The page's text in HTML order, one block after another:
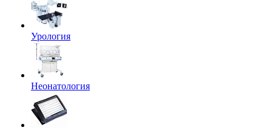
Урология
Неонатология